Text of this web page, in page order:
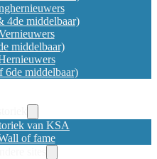
4de middelbaar)
middelbaar)
6de middelbaar)
van KSA
of fame